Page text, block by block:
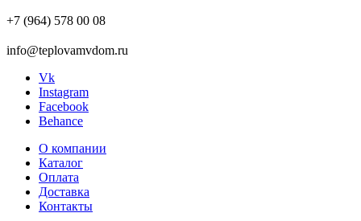
+7 (964) 578 00 08
info@teplovamvdom.ru
Vk
Instagram
Facebook
Behance
О компании
Каталог
Оплата
Доставка
Контакты